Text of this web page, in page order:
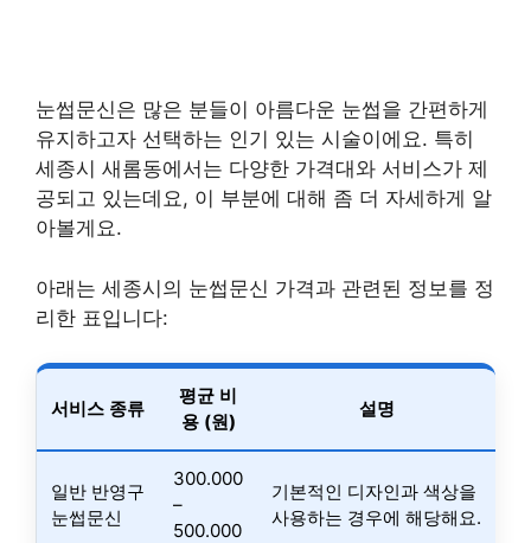
눈썹문신은 많은 분들이 아름다운 눈썹을 간편하게
유지하고자 선택하는 인기 있는 시술이에요. 특히
세종시 새롬동에서는 다양한 가격대와 서비스가 제
공되고 있는데요, 이 부분에 대해 좀 더 자세하게 알
아볼게요.
아래는 세종시의 눈썹문신 가격과 관련된 정보를 정
리한 표입니다:
서비스 종류
평균 비
용 (원)
설명
일반 반영구
눈썹문신
300.000
–
500.000
기본적인 디자인과 색상을
사용하는 경우에 해당해요.